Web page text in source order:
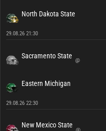
North Dakota State
29.08.26 21:30
Sacramento State
@
Eastern Michigan
29.08.26 22:30
New Mexico State
@